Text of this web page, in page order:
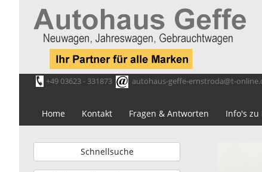
+49 03623 - 331873 autohaus-geffe-ernstroda@t-
Home Kontakt Fragen & Antworten Info's zu
Schnellsuche